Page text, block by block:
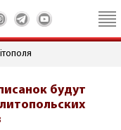
будут